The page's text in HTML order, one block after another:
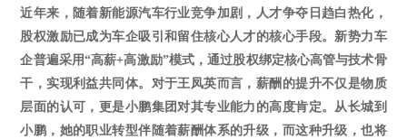
近年来，随着新能源汽车行业竞争加剧，人才争夺日趋白热化，
股权激励已成为车企吸引和留住核心人才的核心手段。新势力车
企普遍采用“高薪+高激励”模式，通过股权绑定核心高管与技术骨
干，实现利益共同体。 对于王凤英而言，薪酬的提升不仅是物质
层面的认可，更是小鹏集团对其专业能力的高度肯定。从长城到
小鹏，她的职业转型伴随着薪酬体系的升级，而这种升级，也将